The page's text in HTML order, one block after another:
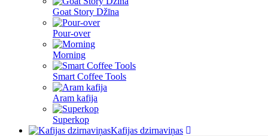
Spain
Sweden
Switzerland
United States
Goat Story Džīna
Pour-over
Morning
Smart Coffee Tools
Aram kafija
Superkop
Kafijas dzirnaviņas